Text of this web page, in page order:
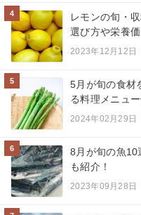
4
レモンの旬・
選び方や栄養
2023年12月12日
5
5月が旬の食材
る料理メニュー
2024年02月29日
6
8月が旬の魚10
も紹介！
2023年09月28日